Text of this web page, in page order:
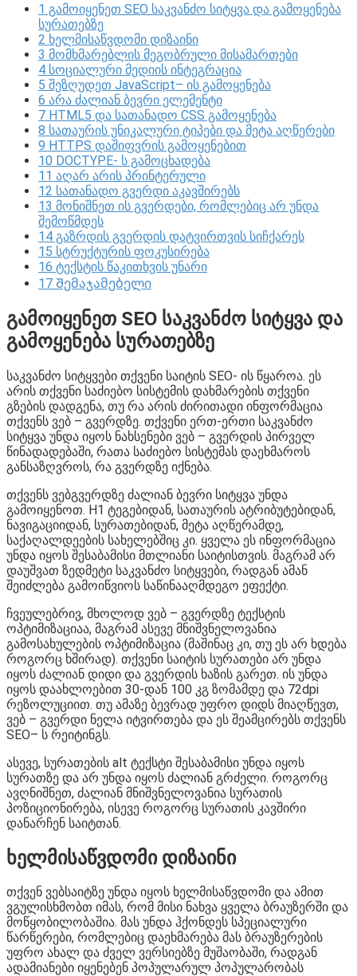
1 გამოიყენეთ SEO საკვანძო სიტყვა და გამოყენება
სურათებზე
2 ხელმისაწვდომი დიზაინი
3 მომხმარებლის მეგობრული მისამართები
4 სოციალური მედიის ინტეგრაცია
5 შეზღუდეთ JavaScript– ის გამოყენება
6 არა ძალიან ბევრი ელემენტი
7 HTML5 და სათანადო CSS გამოყენება
8 სათაურის უნიკალური ტიპები და მეტა აღწერები
9 HTTPS დაშიფვრის გამოყენებით
10 DOCTYPE- ს გამოცხადება
11 აღარ არის პრინტერული
12 სათანადო გვერდი აკავშირებს
13 მონიშნეთ ის გვერდები, რომლებიც არ უნდა
შემოწმდეს
14 გაზრდის გვერდის დატვირთვის სიჩქარეს
15 სტრუქტურის ფოკუსირება
16 ტექსტის წაკითხვის უნარი
17 Შემაჯამებელი
გამოიყენეთ SEO საკვანძო სიტყვა და
გამოყენება სურათებზე
საკვანძო სიტყვები თქვენი საიტის SEO- ის წყაროა. ეს
არის თქვენი საძიებო სისტემის დახმარების თქვენი
გზების დადგენა, თუ რა არის ძირითადი ინფორმაცია
თქვენს ვებ – გვერდზე. თქვენი ერთ-ერთი საკვანძო
სიტყვა უნდა იყოს ნახსენები ვებ – გვერდის პირველ
წინადადებაში, რათა საძიებო სისტემას დაეხმაროს
განსაზღვროს, რა გვერდზე იქნება.
თქვენს ვებგვერდზე ძალიან ბევრი სიტყვა უნდა
გამოიყენოთ. H1 ტეგებიდან, სათაურის ატრიბუტებიდან,
ნავიგაციიდან, სურათებიდან, მეტა აღწერამდე,
საქაღალდეების სახელებშიც კი. ყველა ეს ინფორმაცია
უნდა იყოს შესაბამისი მთლიანი საიტისთვის. მაგრამ არ
დაუშვათ ზედმეტი საკვანძო სიტყვები, რადგან ამან
შეიძლება გამოიწვიოს საწინააღმდეგო ეფექტი.
ჩვეულებრივ, მხოლოდ ვებ – გვერდზე ტექსტის
ოპტიმიზაციაა, მაგრამ ასევე მნიშვნელოვანია
გამოსახულების ოპტიმიზაცია (მაშინაც კი, თუ ეს არ ხდება
როგორც ხშირად). თქვენი საიტის სურათები არ უნდა
იყოს ძალიან დიდი და გვერდის ხაზის გარეთ. ის უნდა
იყოს დაახლოებით 30-დან 100 კგ ზომამდე და 72dpi
რეზოლუციით. თუ ამაზე ბევრად უფრო დიდს მიაღწევთ,
ვებ – გვერდი ნელა იტვირთება და ეს შეამცირებს თქვენს
SEO– ს რეიტინგს.
ასევე, სურათების alt ტექსტი შესაბამისი უნდა იყოს
სურათზე და არ უნდა იყოს ძალიან გრძელი. როგორც
ავღნიშნეთ, ძალიან მნიშვნელოვანია სურათის
პოზიციონირება, ისევე როგორც სურათის კავშირი
დანარჩენ საიტთან.
ხელმისაწვდომი დიზაინი
თქვენ ვებსაიტზე უნდა იყოს ხელმისაწვდომი და ამით
ვგულისხმობთ იმას, რომ მისი ნახვა ყველა ბრაუზერში და
მოწყობილობაშია. მას უნდა ჰქონდეს სპეციალური
წარწერები, რომლებიც დაეხმარება მას ბრაუზერების
უფრო ახალ და ძველ ვერსიებზე მუშაობაში, რადგან
ადამიანები იყენებენ პოპულარულ პოპულარობას